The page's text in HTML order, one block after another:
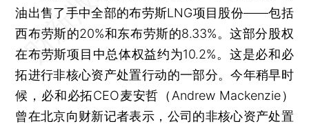
油出售了手中全部的布劳斯LNG项目股份——包括
西布劳斯的20%和东布劳斯的8.33%。这部分股权
在布劳斯项目中总体权益约为10.2%。这是必和必
拓进行非核心资产处置行动的一部分。今年稍早时
候，必和必拓CEO麦安哲（Andrew Mackenzie）
曾在北京向财新记者表示，公司的非核心资产处置